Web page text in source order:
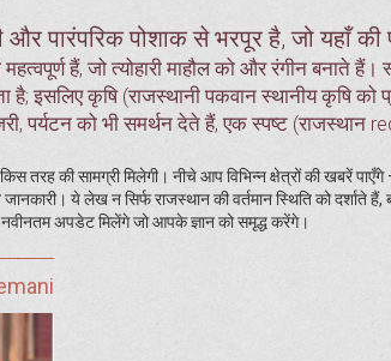
पारंपरिक पोशाक से भरपूर है, जो यहाँ की
हैं, जो त्योहारी माहौल को और रंगीन बनाते
है; इसलिए कृषि (राजस्थानी पकवान स्थानीय कृषि को
पर्यटन को भी समर्थन देते हैं, एक स्पष्ट (राजस्थान
की सामग्री मिलेगी। नीचे आप विभिन्न क्षेत्रों की खबरें
ये लेख न सिर्फ राजस्थान की वर्तमान स्थिति को दर्शाते हैं,
अपडेट मिलेंगे जो आपके ज्ञान को समृद्ध करेंगे।